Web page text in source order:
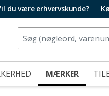
du være erhvervskunde?
MÆRKER